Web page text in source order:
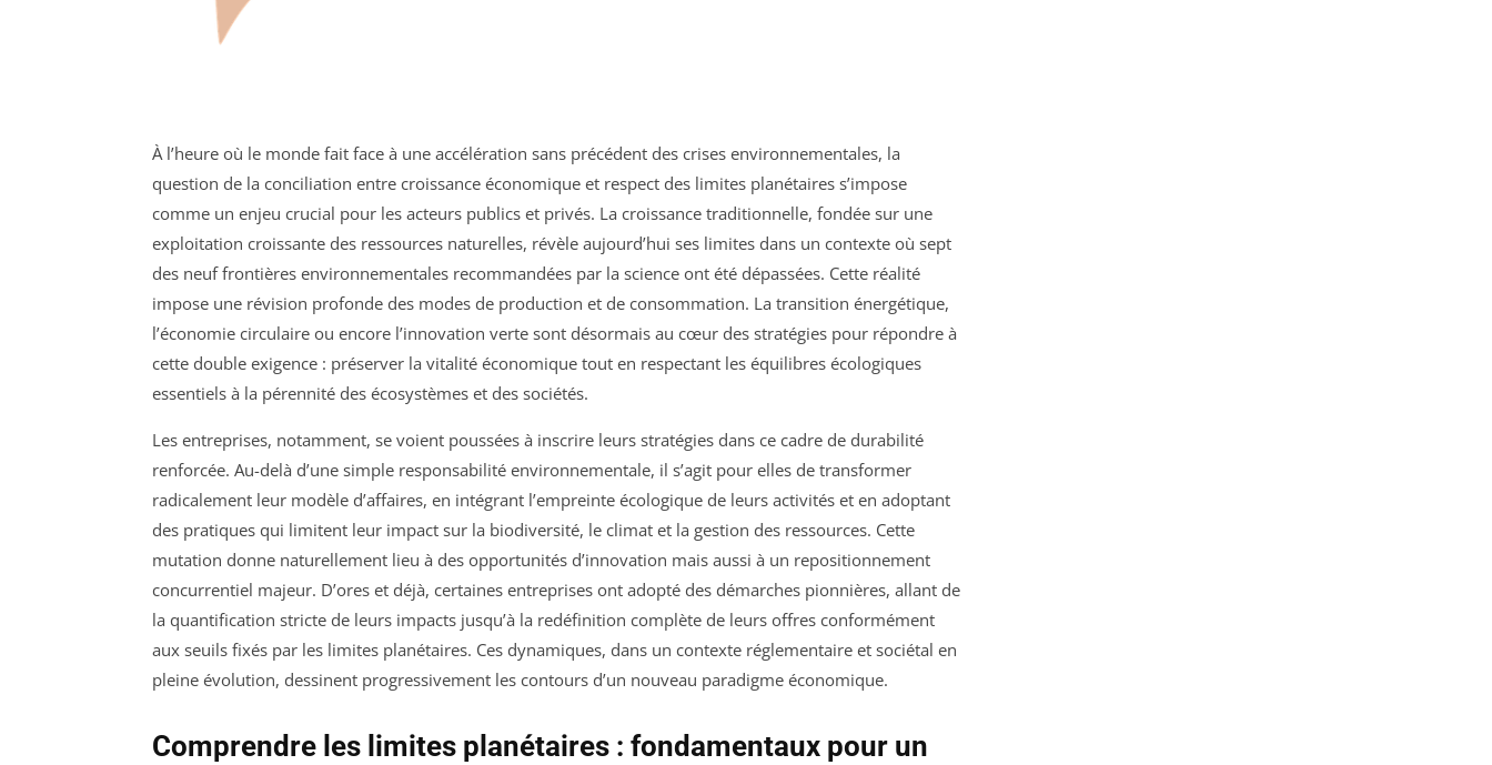
À l’heure où le monde fait face à une accélération sans précédent des crises environnementales, la
question de la conciliation entre croissance économique et respect des limites planétaires s’impose
comme un enjeu crucial pour les acteurs publics et privés. La croissance traditionnelle, fondée sur une
exploitation croissante des ressources naturelles, révèle aujourd’hui ses limites dans un contexte où sept
des neuf frontières environnementales recommandées par la science ont été dépassées. Cette réalité
impose une révision profonde des modes de production et de consommation. La transition énergétique,
l’économie circulaire ou encore l’innovation verte sont désormais au cœur des stratégies pour répondre à
cette double exigence : préserver la vitalité économique tout en respectant les équilibres écologiques
essentiels à la pérennité des écosystèmes et des sociétés.
Les entreprises, notamment, se voient poussées à inscrire leurs stratégies dans ce cadre de durabilité
renforcée. Au-delà d’une simple responsabilité environnementale, il s’agit pour elles de transformer
radicalement leur modèle d’affaires, en intégrant l’empreinte écologique de leurs activités et en adoptant
des pratiques qui limitent leur impact sur la biodiversité, le climat et la gestion des ressources. Cette
mutation donne naturellement lieu à des opportunités d’innovation mais aussi à un repositionnement
concurrentiel majeur. D’ores et déjà, certaines entreprises ont adopté des démarches pionnières, allant de
la quantification stricte de leurs impacts jusqu’à la redéfinition complète de leurs offres conformément
aux seuils fixés par les limites planétaires. Ces dynamiques, dans un contexte réglementaire et sociétal en
pleine évolution, dessinent progressivement les contours d’un nouveau paradigme économique.
Comprendre les limites planétaires : fondamentaux pour un